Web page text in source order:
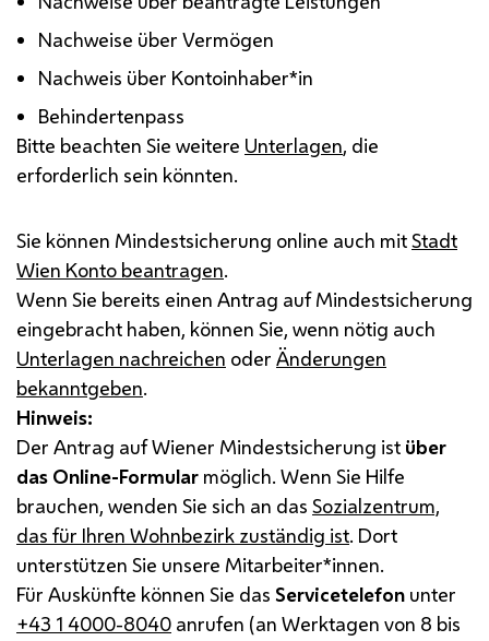
Nachweise über Vermögen
Nachweis über Kontoinhaber*in
Behindertenpass
Bitte beachten Sie weitere Unterlagen, die
erforderlich sein könnten.
Sie können Mindestsicherung online auch mitStadt
Wien Konto beantragen.
Wenn Sie bereits einen Antrag auf Mindestsicherung
eingebracht haben, können Sie, wenn nötig auch
Unterlagen nachreichen oder Änderungen
bekanntgeben.
Hinweis:
Der Antrag auf Wiener Mindestsicherung ist über
das Online-Formular möglich. Wenn Sie Hilfe
brauchen, wenden Sie sich an das Sozialzentrum,
das für Ihren Wohnbezirk zuständig ist. Dort
unterstützen Sie unsere Mitarbeiter*innen.
Für Auskünfte können Sie das Servicetelefon unter
+43 1 4000-8040 anrufen (an Werktagen von 8 bis